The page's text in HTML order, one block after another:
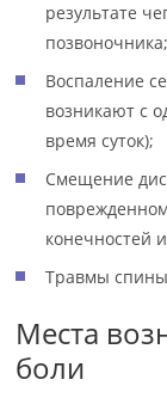
результате
позвоночника;
Воспаление
возникают с
время суток);
Смещение
конечностей
Травмы
Места
боли